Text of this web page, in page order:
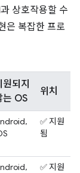
상호작용할 수
은 복잡한 프로
원되지
는 OS
위치
✅ 지원
됨
✅ 지원